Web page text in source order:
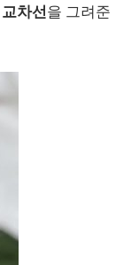
차선을 그려준